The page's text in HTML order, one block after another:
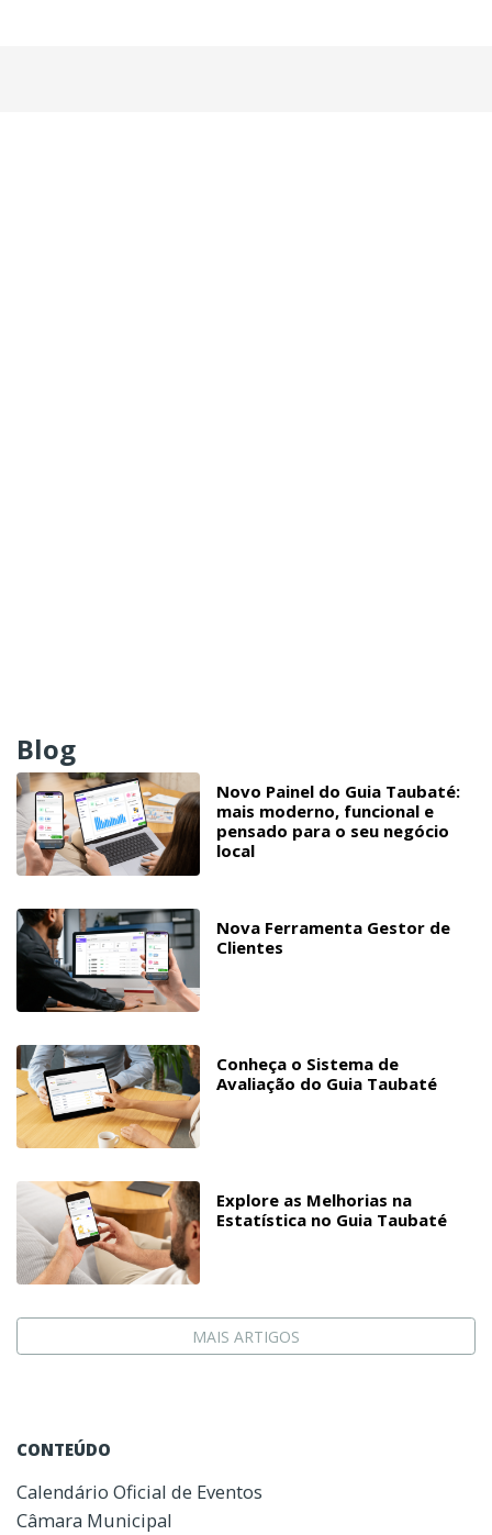
Blog
Novo Painel do Guia Taubaté:
mais moderno, funcional e
pensado para o seu negócio
local
Nova Ferramenta Gestor de
Clientes
Conheça o Sistema de
Avaliação do Guia Taubaté
Explore as Melhorias na
Estatística no Guia Taubaté
MAIS ARTIGOS
CONTEÚDO
Calendário Oficial de Eventos
Câmara Municipal